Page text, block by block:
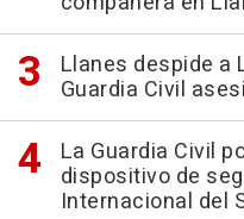
Llanes despide a
Guardia Civil
La Guardia Civil
dispositivo de
Internacional del